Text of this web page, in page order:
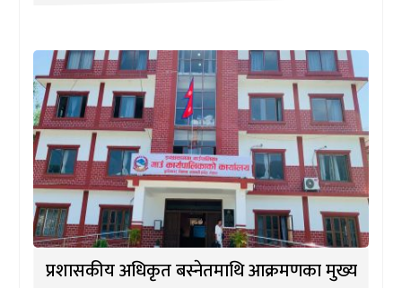
प्रशासकीय अधिकृत बस्नेतमाथि आक्रमणका मुख्य